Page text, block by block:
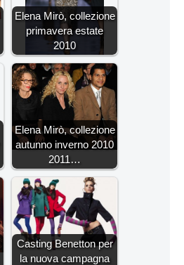
Elena Mirò, collezione
primavera estate
2010
Elena Mirò, collezione
autunno inverno 2010
2011…
Casting Benetton per
la nuova campagna